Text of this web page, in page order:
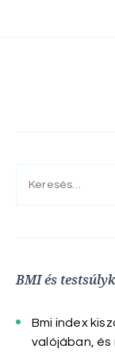
Keresés:
BMI és
Bmi index
valójában,